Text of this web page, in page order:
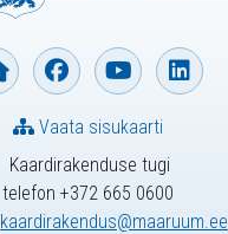
Kaardirakenduse tugi
telefon +372 665 0600
kaardirakendus@maaruum.ee
Vaata sisukaarti